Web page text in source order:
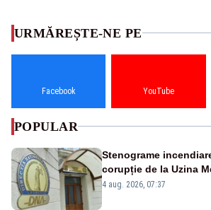
URMĂREȘTE-NE PE
Facebook YouTube
POPULAR
Stenograme
corupție de la Uzina
banilor din programul
4 aug. 2026, 07:37